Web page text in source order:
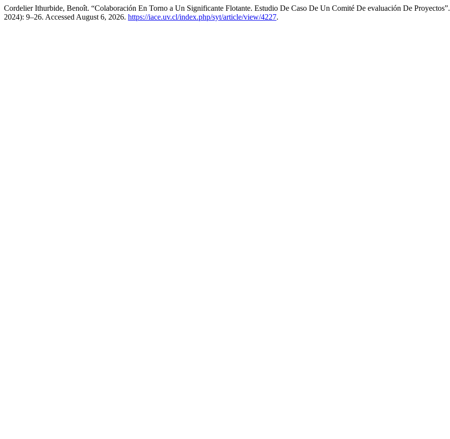
Cordelier Ithurbide, Benoît. “Colaboración En Torno a Un Significante Flotante. Estudio De Caso De Un Comité De evaluación De Proyectos”.
2024): 9–26. Accessed August 6, 2026. https://iace.uv.cl/index.php/syt/article/view/4227.